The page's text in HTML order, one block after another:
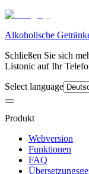
Alkoholische
Schließen Sie sich
Listonic auf Ihr
Select language
Produkt
Webversion
Funktionen
FAQ